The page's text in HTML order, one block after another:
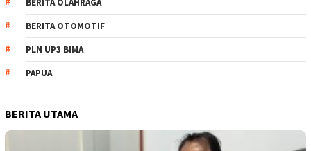
BERITA OTOMOTIF
PLN UP3 BIMA
PAPUA
BERITA UTAMA